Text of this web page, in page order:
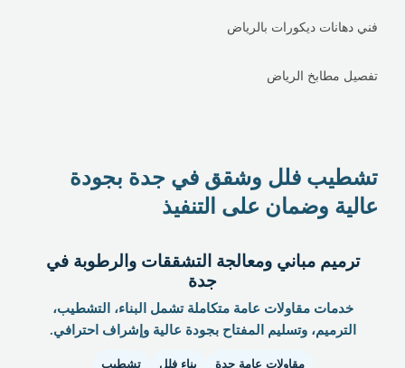
فني دهانات ديكورات بالرياض
تفصيل مطابخ الرياض
تشطيب فلل وشقق في جدة بجودة
عالية وضمان على التنفيذ
ترميم مباني ومعالجة التشققات والرطوبة في
جدة
خدمات مقاولات عامة متكاملة تشمل البناء، التشطيب،
الترميم، وتسليم المفتاح بجودة عالية وإشراف احترافي.
مقاولات عامة جدة بناء فلل تشطيب